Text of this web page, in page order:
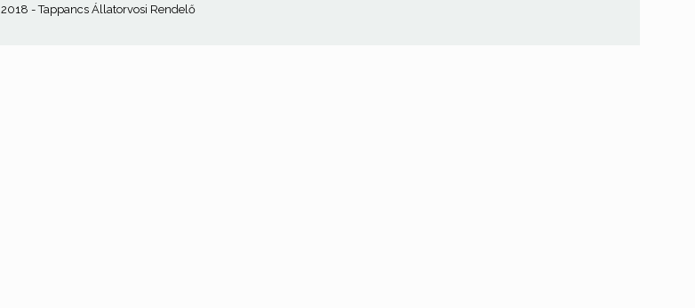
2018 - Tappancs Állatorvosi Rendelő